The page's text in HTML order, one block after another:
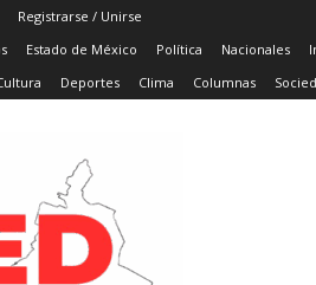
Registrarse / Unirse
Estado de México Política Nacionales
Deportes Clima Columnas